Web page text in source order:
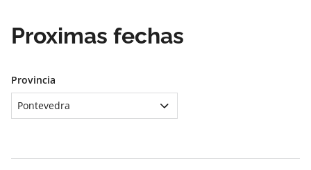
Proximas fechas
Provincia
Pontevedra